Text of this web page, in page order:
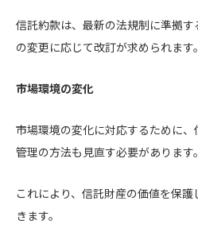
信託約款は、最新の法規制に準拠
の変更に応じて改訂が求められます。
市場環境の変化
市場環境の変化に対応するために
管理の方法も見直す必要があります。
これにより、信託財産の価値を保
きます。